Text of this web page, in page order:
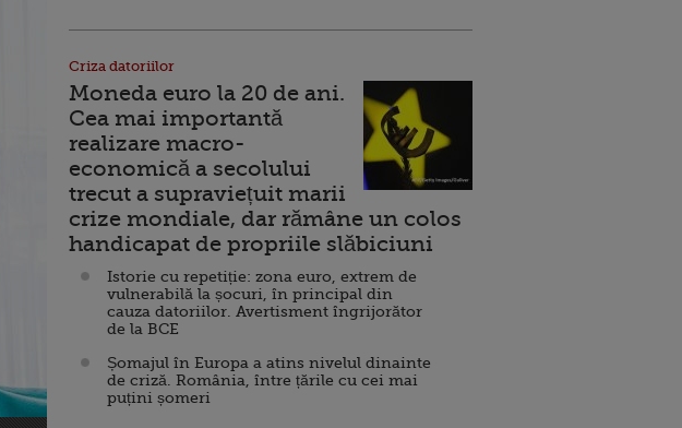
Criza datoriilor
Moneda euro la 20 de ani.
Cea mai importantă
realizare macro-
economică a secolului
trecut a supraviețuit marii
crize mondiale, dar rămâne un colos
handicapat de propriile slăbiciuni
Istorie cu repetiție: zona euro, extrem de
vulnerabilă la șocuri, în principal din
cauza datoriilor. Avertisment îngrijorător
de la BCE
Șomajul în Europa a atins nivelul dinainte
de criză. România, între țările cu cei mai
puțini șomeri